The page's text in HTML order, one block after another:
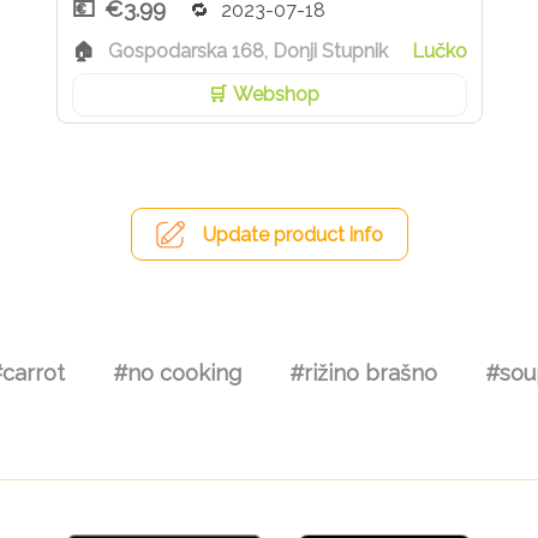
€3.99
2023-07-18
Gospodarska 168, Donji Stupnik
Lučko
Webshop
Update product info
#no cooking #rižino brašno